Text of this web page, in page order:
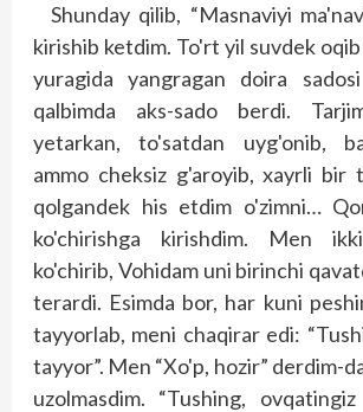
Shunday qilib, “Masnaviyi
kirishib ketdim. To'rt yil suvdek
yuragida yangragan doira
qalbimda aks-sado berdi.
yetarkan, to'satdan uyg'onib,
ammo cheksiz g'aroyib, xayr­­li bir
qolgandek his etdim o'zimni…
ko'chirishga kirishdim. Men
ko'chirib, Vohidam uni birinchi
terardi. Esimda bor, har kuni
tayyorlab, meni chaqirar edi:
tayyor”. Men “Xo'p, hozir” derdim-
uzolmasdim. “Tushing,